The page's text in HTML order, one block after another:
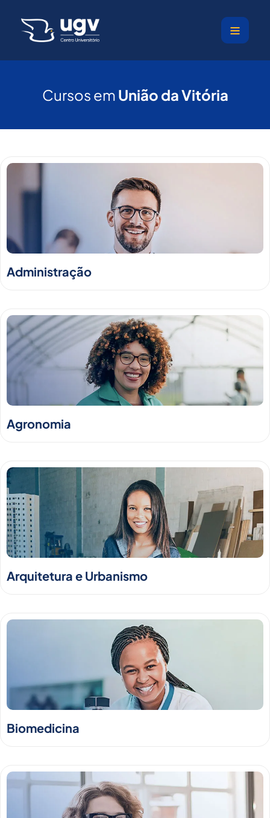
Cursos em União da Vitória
Administração
Agronomia
Arquitetura e Urbanismo
Biomedicina